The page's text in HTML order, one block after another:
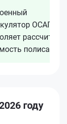
ОСАГО
рассчитать
полиса
году